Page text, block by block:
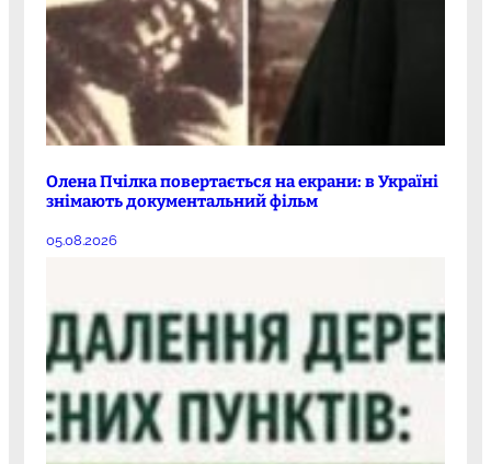
Олена Пчілка повертається на екрани: в Україні
знімають документальний фільм
05.08.2026